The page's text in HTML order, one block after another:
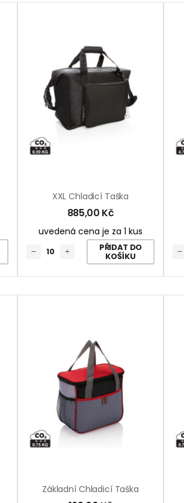
XXL Chladicí Taška
885,00 Kč
uvedená cena je za 1 kus
PŘIDAT DO
KOŠÍKU
Základní Chladicí Taška